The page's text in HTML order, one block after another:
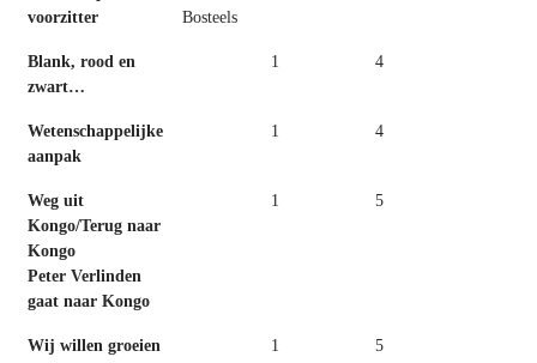
voorzitter
Bosteels
Blank, rood en
zwart…
1 4
Wetenschappelijke
aanpak
1 4
Weg uit
Kongo/Terug naar
Kongo
Peter Verlinden
gaat naar Kongo
1 5
Wij willen groeien
1 5